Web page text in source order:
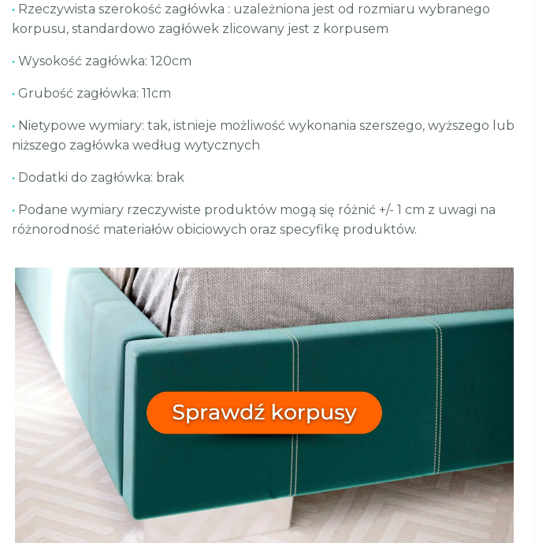
• Rzeczywista szerokość zagłówka : uzależniona jest od rozmiaru wybranego
korpusu, standardowo zagłówek zlicowany jest z korpusem
• Wysokość zagłówka: 120cm
• Grubość zagłówka: 11cm
• Nietypowe wymiary: tak, istnieje możliwość wykonania szerszego, wyższego lub
niższego zagłówka według wytycznych
• Dodatki do zagłówka: brak
• Podane wymiary rzeczywiste produktów mogą się różnić +/- 1 cm z uwagi na
różnorodność materiałów obiciowych oraz specyfikę produktów.